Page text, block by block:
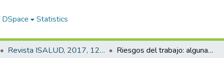
Statistics
Revista ISALUD, 2017, 12(56) Riesgos del trabajo: algunas reflexiones sobre la reforma de la ley